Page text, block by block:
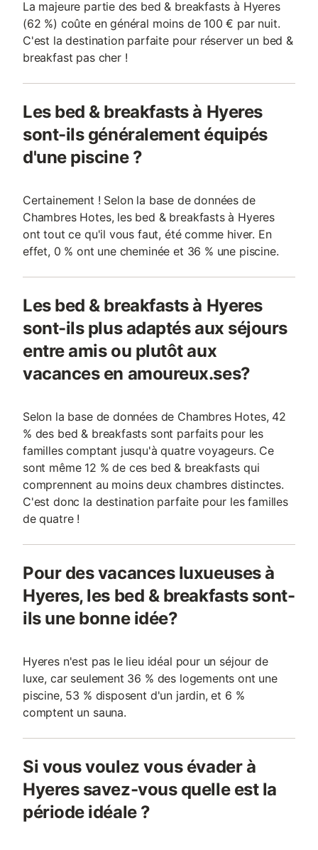
La majeure partie des bed & breakfasts à Hyeres
(62 %) coûte en général moins de 100 € par nuit.
C'est la destination parfaite pour réserver un bed &
breakfast pas cher !
Les bed & breakfasts à Hyeres
sont-ils généralement équipés
d'une piscine ?
Certainement ! Selon la base de données de
Chambres Hotes, les bed & breakfasts à Hyeres
ont tout ce qu'il vous faut, été comme hiver. En
effet, 0 % ont une cheminée et 36 % une piscine.
Les bed & breakfasts à Hyeres
sont-ils plus adaptés aux séjours
entre amis ou plutôt aux
vacances en amoureux.ses?
Selon la base de données de Chambres Hotes, 42
% des bed & breakfasts sont parfaits pour les
familles comptant jusqu'à quatre voyageurs. Ce
sont même 12 % de ces bed & breakfasts qui
comprennent au moins deux chambres distinctes.
C'est donc la destination parfaite pour les familles
de quatre !
Pour des vacances luxueuses à
Hyeres, les bed & breakfasts sont-
ils une bonne idée?
Hyeres n'est pas le lieu idéal pour un séjour de
luxe, car seulement 36 % des logements ont une
piscine, 53 % disposent d'un jardin, et 6 %
comptent un sauna.
Si vous voulez vous évader à
Hyeres savez-vous quelle est la
période idéale ?